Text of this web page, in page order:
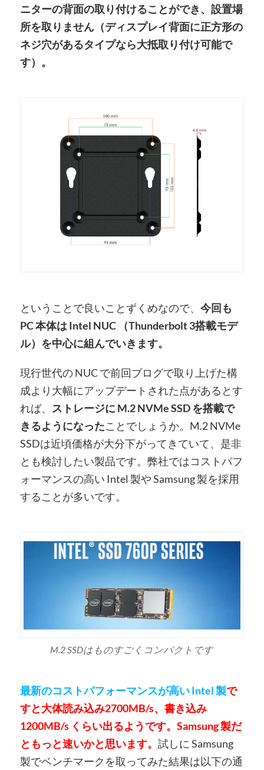
ニターの背面の取り付けることができ、設置場
所を取りません（ディスプレイ背面に正方形の
ネジ穴があるタイプなら大抵取り付け可能で
す）。
ということで良いことずくめなので、 今回も
PC 本体は Intel NUC （Thunderbolt 3搭載モデ
ル）を中心に組んでいきます。
現行世代の NUC で前回ブログで取り上げた構
成より大幅にアップデートされた点があるとす
れば、
ストレージに M.2 NVMe SSD を搭載で
きるようになったことでしょうか。M.2 NVMe
SSDは近頃価格が大分下がってきていて、是非
とも検討したい製品です。弊社ではコストパフ
ォーマンスの高い Intel 製や Samsung 製を採用
することが多いです。
M.2 SSDはものすごくコンパクトです
最新のコストパフォーマンスが高い Intel 製で
すと大体読み込み2700MB/s、書き込み
1200MB/s くらい出るようです。Samsung 製だ
ともっと速いかと思います。 試しに Samsung
製でベンチマークを取ってみた結果は以下の通